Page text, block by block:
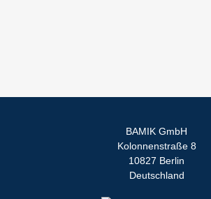
BAMIK GmbH
Kolonnenstraße 8
10827 Berlin
Deutschland